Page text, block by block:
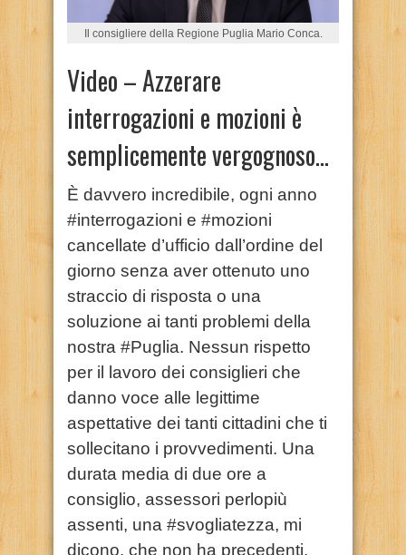
Il consigliere della Regione Puglia Mario Conca.
Video – Azzerare
interrogazioni e mozioni è
semplicemente vergognoso…
È davvero incredibile, ogni anno
#interrogazioni e #mozioni
cancellate d’ufficio dall’ordine del
giorno senza aver ottenuto uno
straccio di risposta o una
soluzione ai tanti problemi della
nostra #Puglia. Nessun rispetto
per il lavoro dei consiglieri che
danno voce alle legittime
aspettative dei tanti cittadini che ti
sollecitano i provvedimenti. Una
durata media di due ore a
consiglio, assessori perlopiù
assenti, una #svogliatezza, mi
dicono, che non ha precedenti.